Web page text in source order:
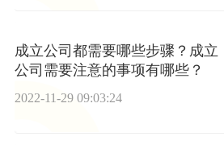
成立公司都需要哪些步骤？成立
公司需要注意的事项有哪些？
2022-11-29 09:03:24